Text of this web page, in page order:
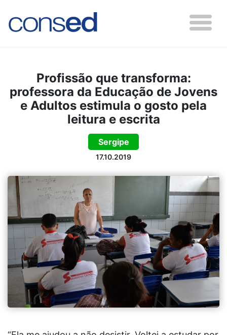
Profissão que transforma:
professora da Educação de Jovens
e Adultos estimula o gosto pela
leitura e escrita
Sergipe
17.10.2019